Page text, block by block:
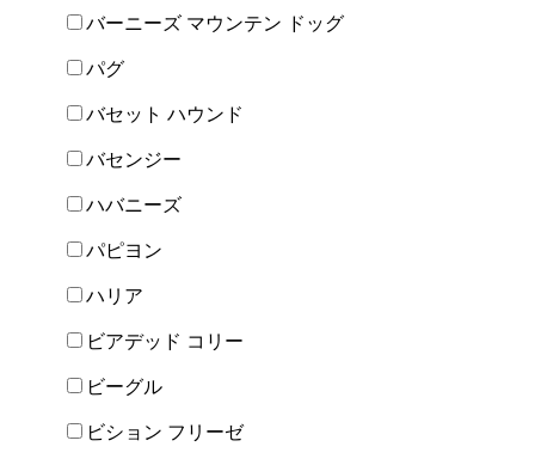
バーニーズ マウンテン ドッグ
パグ
バセット ハウンド
バセンジー
ハバニーズ
パピヨン
ハリア
ビアデッド コリー
ビーグル
ビション フリーゼ